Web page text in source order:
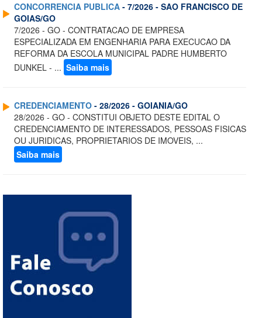
CONCORRENCIA PUBLICA - 7/2026 - SAO FRANCISCO DE
GOIAS/GO
7/2026 - GO - CONTRATACAO DE EMPRESA
ESPECIALIZADA EM ENGENHARIA PARA EXECUCAO DA
REFORMA DA ESCOLA MUNICIPAL PADRE HUMBERTO
DUNKEL - ... Saiba mais
CREDENCIAMENTO - 28/2026 - GOIANIA/GO
28/2026 - GO - CONSTITUI OBJETO DESTE EDITAL O
CREDENCIAMENTO DE INTERESSADOS, PESSOAS FISICAS
OU JURIDICAS, PROPRIETARIOS DE IMOVEIS, ...
Saiba mais